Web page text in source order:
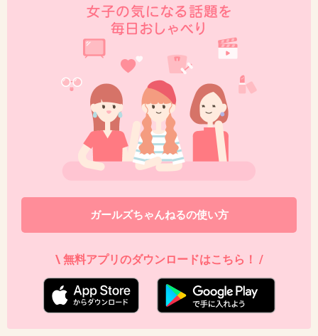
＞只今ヴァレンティノで小Unoちゃんのドレス
トピズレだけど、うの自分で子供服作ってるの
に娘にはブランドのドレス着せるんだね（笑）
出典：www.sweet-mommy.com
2013/06/20(木) 14:41:32
みなさん顔怖がりすぎワロタｗｗｗ
+35
ガールズちゃんねるの使い方
\ 無料アプリのダウンロードはこちら！ /